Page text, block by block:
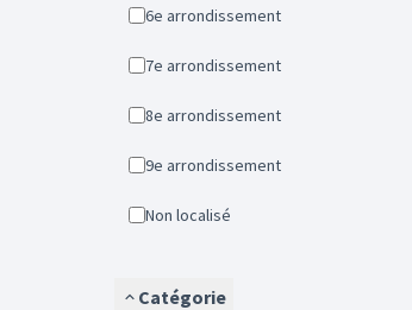
6e arrondissement
7e arrondissement
8e arrondissement
9e arrondissement
Non localisé
Catégorie